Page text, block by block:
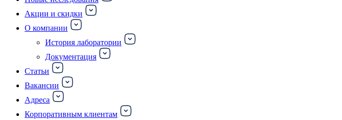
Акции и скидки
О компании
История лаборатории
Документация
Статьи
Вакансии
Адреса
Корпоративным клиентам